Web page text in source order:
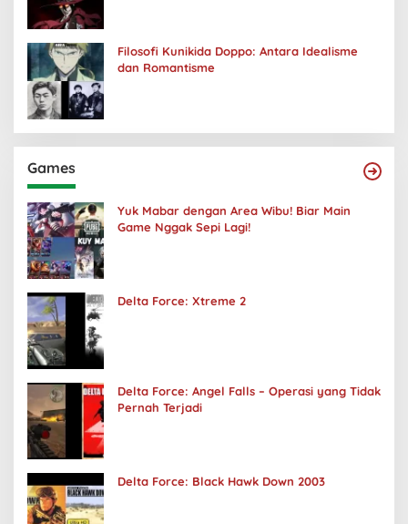
Filosofi Kunikida Doppo: Antara Idealisme
dan Romantisme
Games
Yuk Mabar dengan Area Wibu! Biar Main
Game Nggak Sepi Lagi!
Delta Force: Xtreme 2
Delta Force: Angel Falls – Operasi yang Tidak
Pernah Terjadi
Delta Force: Black Hawk Down 2003